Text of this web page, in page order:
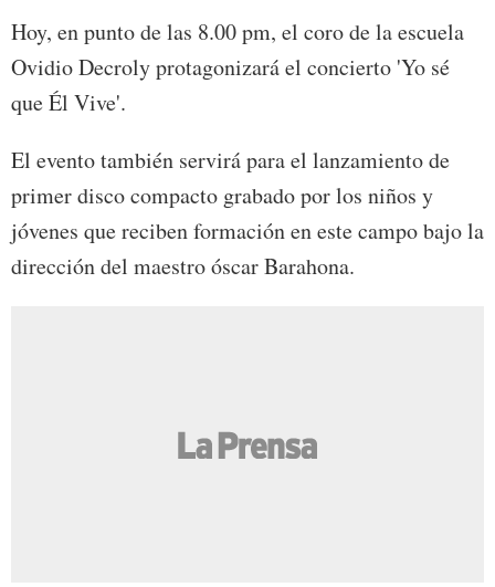
Hoy, en punto de las 8.00 pm, el coro de la escuela
Ovidio Decroly protagonizará el concierto 'Yo sé
que Él Vive'.
El evento también servirá para el lanzamiento de
primer disco compacto grabado por los niños y
jóvenes que reciben formación en este campo bajo la
dirección del maestro óscar Barahona.